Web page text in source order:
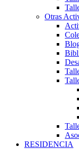
Otras
RESIDENCIA